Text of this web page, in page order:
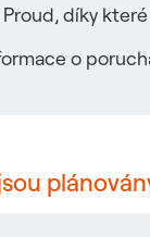
díky
o